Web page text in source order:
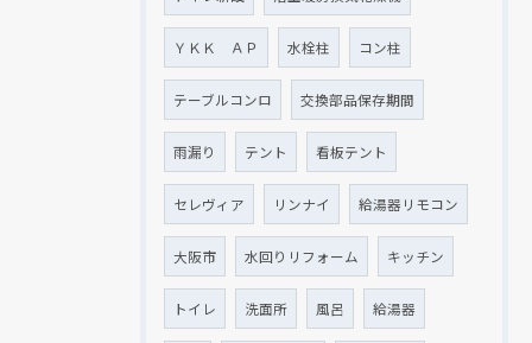
ＹＫＫ ＡＰ 水栓柱 コン柱
テーブルコンロ 交換部品保存期間
雨漏り テント 看板テント
セレヴィア リンナイ 給湯器リモコン
大阪市 水回りリフォーム キッチン
トイレ 洗面所 風呂 給湯器